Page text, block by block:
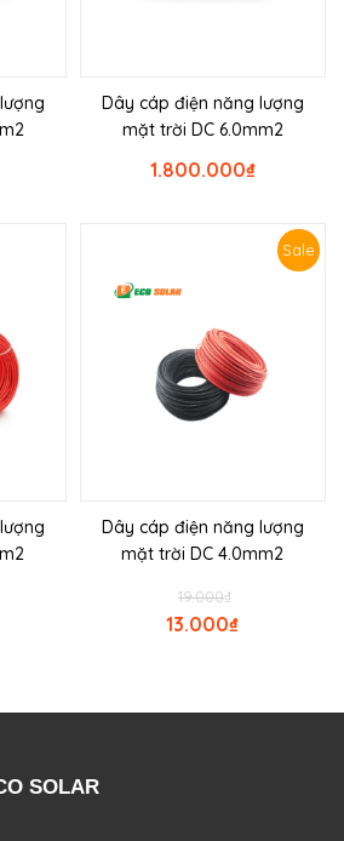
Dây cáp điện năng lượng
mặt trời DC 6.0mm2
₫
1.800.000
Sale
Dây cáp điện năng lượng
mặt trời DC 4.0mm2
₫
19.000
₫
13.000
SOLAR